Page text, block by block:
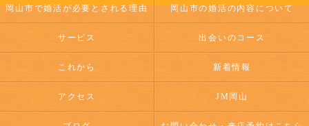
岡山市で婚活が必要とされる理由 岡山市の婚活の内容について
サービス 出会いのコース
これから 新着情報
アクセス JM岡山